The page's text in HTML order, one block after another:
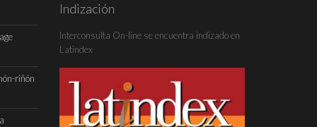
riñón
Indización
Interconsulta On-line se encuentra indizado en
Latindex